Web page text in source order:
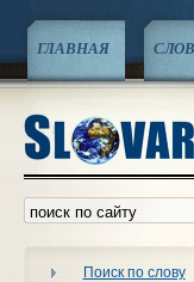
ГЛАВНАЯ
Поиск по слову